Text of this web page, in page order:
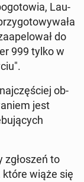
Lau­
do
999 tylko w
ob­
jest
zgło­szeń to
wiąże się